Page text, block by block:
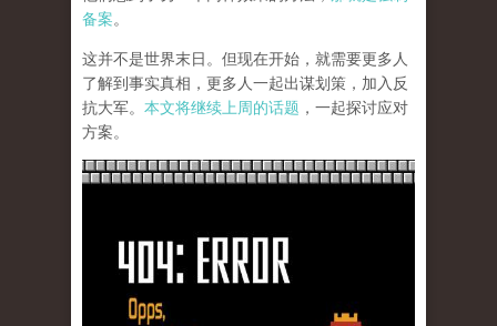
备案。
这并不是世界末日。但现在开始，就需要更多人
了解到事实真相，更多人一起出谋划策，加入反
抗大军。 本文将继续上周的话题 ，一起探讨应对
方案。